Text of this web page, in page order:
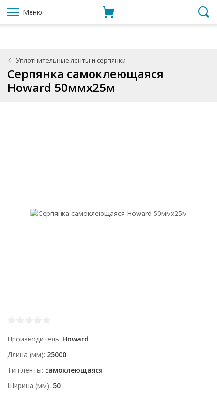
Меню
Уплотнительные ленты и серпянки
Серпянка самоклеющаяся
Howard 50ммx25м
Производитель Howard
Длина (мм) 25000
Тип ленты самоклеющаяся
Ширина (мм) 50